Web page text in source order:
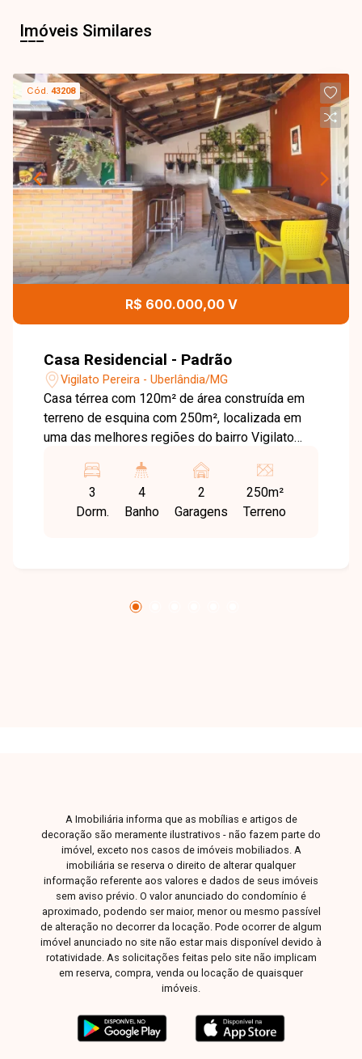
Imóveis Similares
Cód.43208
R$ 600.000,00 V
Casa Residencial - Padrão
Vigilato Pereira - Uberlândia/MG
Casa térrea com 120m² de área construída em
terreno de esquina com 250m², localizada em
uma das melhores regiões do bairro Vigilato
em dois ambientes integrada à varanda gourmet,
lavabo, cozinha planejada com armários, três
quartos com armários (sendo uma suíte), e
3
Dorm.
4
Banho
2
Garagens
250m²
Terreno
A Imobiliária informa que as mobílias e artigos de
decoração são meramente ilustrativos - não fazem parte do
imóvel, exceto nos casos de imóveis mobiliados. A
imobiliária se reserva o direito de alterar qualquer
informação referente aos valores e dados de seus imóveis
sem aviso prévio. O valor anunciado do condomínio é
aproximado, podendo ser maior, menor ou mesmo passível
de alteração no decorrer da locação. Pode ocorrer de algum
imóvel anunciado no site não estar mais disponível devido à
rotatividade. As solicitações feitas pelo site não implicam
em reserva, compra, venda ou locação de quaisquer
imóveis.